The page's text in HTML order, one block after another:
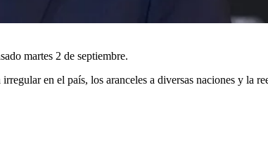
martes 2 de septiembre.
en el país, los aranceles a diversas naciones y la